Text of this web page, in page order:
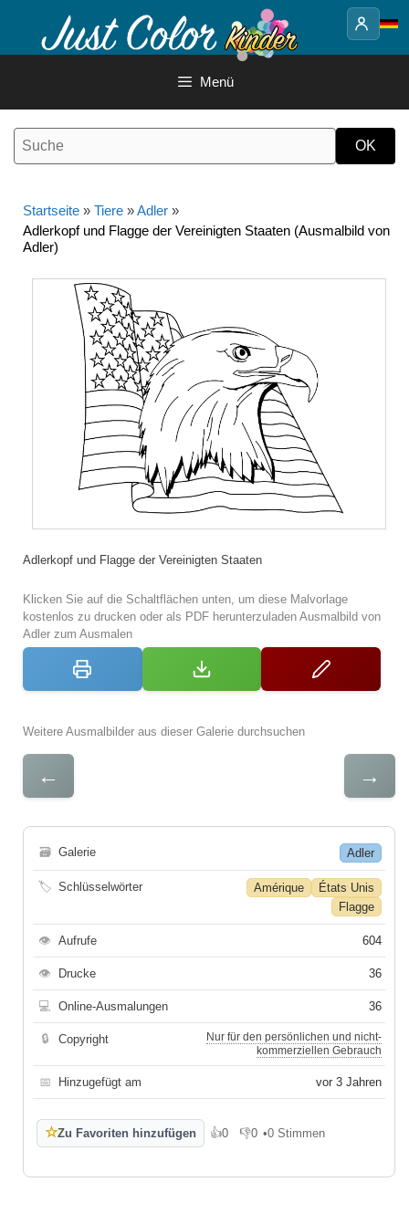
Inhalt
Menü
Startseite » Tiere »Adler »
Adlerkopf und Flagge der Vereinigten Staaten (Ausmalbild von
Adler)
Adlerkopf und Flagge der Vereinigten Staaten
Klicken Sie auf die Schaltflächen unten, um diese Malvorlage
kostenlos zu drucken oder als PDF herunterzuladen Ausmalbild von
Adler zum Ausmalen
Weitere Ausmalbilder aus dieser Galerie durchsuchen
← →
🗃 Galerie Adler
🏷 Schlüsselwörter Amérique
États Unis
Flagge
👁 Aufrufe 604
👁 Drucke 36
💻 Online-Ausmalungen 36
🔒 Copyright
Nur für den persönlichen und nicht-
kommerziellen Gebrauch
📅 Hinzugefügt am vor 3 Jahren
☆Zu Favoriten hinzufügen 👍0
Gefällt mir
👎0
Gefällt mir nicht
•0 Stimmen